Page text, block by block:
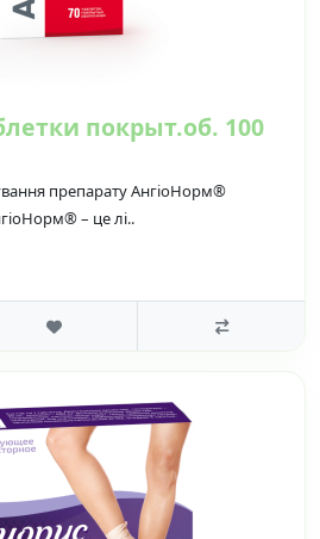
покрыт.об. 100
препарату АнгіоНорм®
– це лі..